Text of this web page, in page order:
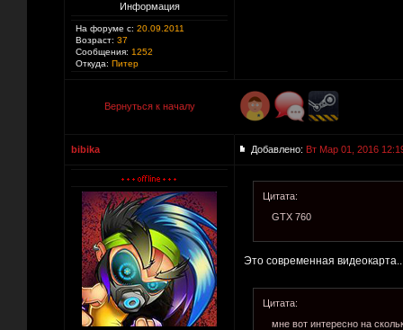
Информация
На форуме с: 20.09.2011
Возраст: 37
Сообщения: 1252
Откуда: Питер
Вернуться к началу
bibika Добавлено: Вт Мар 01, 2016
Цитата:
GTX 760
Это современная
Цитата:
мне вот интересно на